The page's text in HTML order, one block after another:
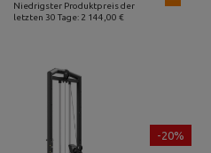
Niedrigster Produktpreis der
letzten 30 Tage: 2 144,00 €
-20%